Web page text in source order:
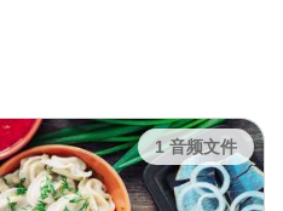
1 音频文件